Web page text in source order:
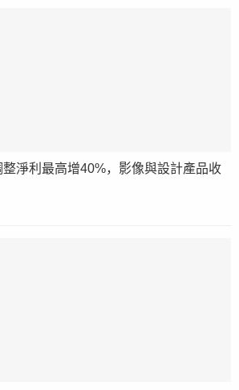
淨利最高增40%，影像與設計產品收